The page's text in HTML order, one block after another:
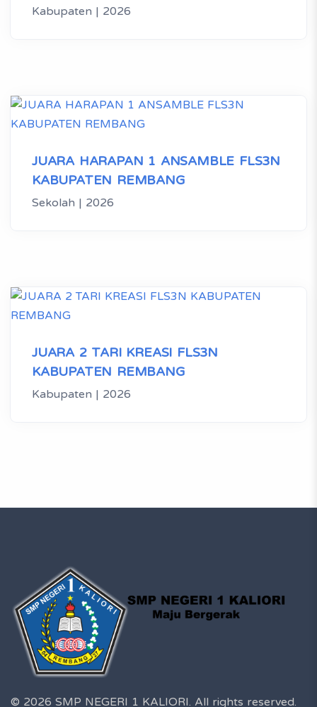
Kabupaten | 2026
JUARA HARAPAN 1 ANSAMBLE FLS3N
KABUPATEN REMBANG
Sekolah | 2026
JUARA 2 TARI KREASI FLS3N
KABUPATEN REMBANG
Kabupaten | 2026
© 2026 SMP NEGERI 1 KALIORI. All rights reserved.